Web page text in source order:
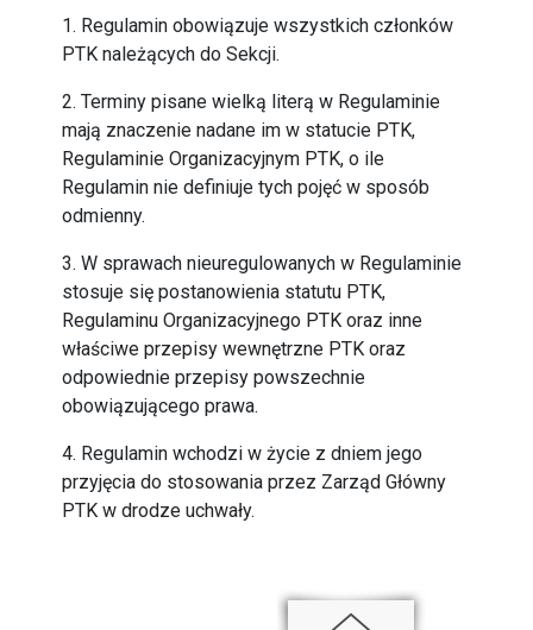
1. Regulamin obowiązuje wszystkich członków
PTK należących do Sekcji.
2. Terminy pisane wielką literą w Regulaminie
mają znaczenie nadane im w statucie PTK,
Regulaminie Organizacyjnym PTK, o ile
Regulamin nie definiuje tych pojęć w sposób
odmienny.
3. W sprawach nieuregulowanych w Regulaminie
stosuje się postanowienia statutu PTK,
Regulaminu Organizacyjnego PTK oraz inne
właściwe przepisy wewnętrzne PTK oraz
odpowiednie przepisy powszechnie
obowiązującego prawa.
4. Regulamin wchodzi w życie z dniem jego
przyjęcia do stosowania przez Zarząd Główny
PTK w drodze uchwały.